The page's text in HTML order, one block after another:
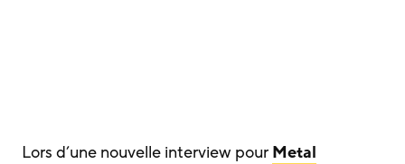
Lors d’une nouvelle interview pour Metal